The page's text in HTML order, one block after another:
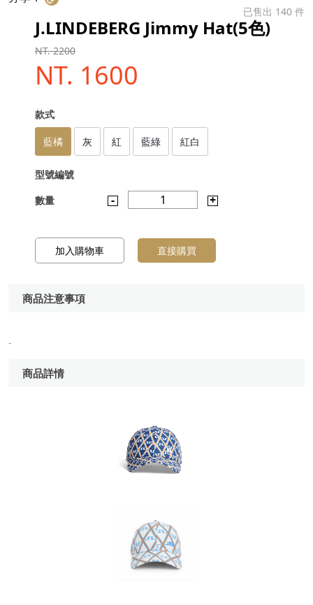
已售出 140 件
J.LINDEBERG Jimmy Hat(5色)
NT. 2200
NT. 1600
款式
藍橘 灰 紅 藍綠 紅白
型號編號
數量
- 1 +
加入購物車 直接購買
商品注意事項
-
商品詳情